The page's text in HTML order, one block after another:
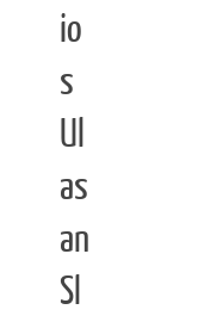
io
s
Ul
as
an
Sl